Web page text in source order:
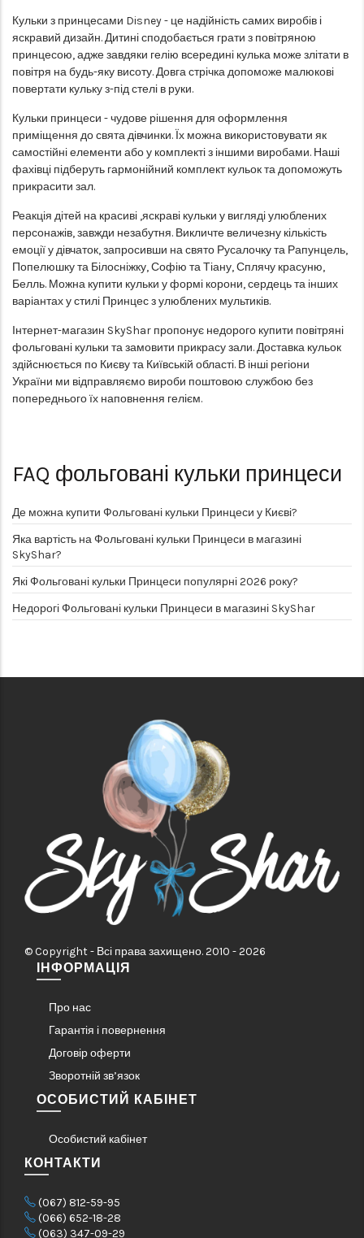
Кульки з принцесами Disney - це надійність самих виробів і
яскравий дизайн. Дитині сподобається грати з повітряною
принцесою, адже завдяки гелію всередині кулька може злітати в
повітря на будь-яку висоту. Довга стрічка допоможе малюкові
повертати кульку з-під стелі в руки.
Кульки принцеси - чудове рішення для оформлення
приміщення до свята дівчинки. Їх можна використовувати як
самостійні елементи або у комплекті з іншими виробами. Наші
фахівці підберуть гармонійний комплект кульок та допоможуть
прикрасити зал.
Реакція дітей на красиві ,яскраві кульки у вигляді улюблених
персонажів, завжди незабутня. Викличте величезну кількість
емоції у дівчаток, запросивши на свято Русалочку та Рапунцель,
Попелюшку та Білосніжку, Софію та Тіану, Сплячу красуню,
Белль. Можна купити кульки у формі корони, сердець та інших
варіантах у стилі Принцес з улюблених мультиків.
Інтернет-магазин SkyShar пропонує недорого купити повітряні
фольговані кульки та замовити прикрасу зали. Доставка кульок
здійснюється по Києву та Київській області. В інші регіони
України ми відправляємо вироби поштовою службою без
попереднього їх наповнення гелієм.
FAQ фольговані кульки принцеси
Де можна купити Фольговані кульки Принцеси у Києві?
Яка вартість на Фольговані кульки Принцеси в магазині
SkyShar?
Які Фольговані кульки Принцеси популярні 2026 року?
Недорогі Фольговані кульки Принцеси в магазині SkyShar
© Copyright - Всі права захищено. 2010 - 2026
ІНФОРМАЦІЯ
Про нас
Гарантія і повернення
Договір оферти
Зворотній зв’язок
ОСОБИСТИЙ КАБІНЕТ
Особистий кабінет
КОНТАКТИ
(067) 812-59-95
(066) 652-18-28
(063) 347-09-29